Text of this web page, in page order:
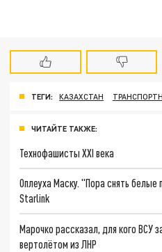
ТЕГИ: КАЗАХСТАН
ЧИТАЙТЕ ТАКЖЕ:
Технофашисты XXI века
Оплеуха Маску. "Пора снять белые
Starlink
Марочко рассказал, для кого ВСУ
вертолётом из ЛНР